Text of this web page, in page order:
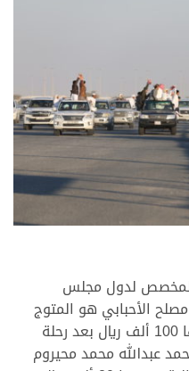
المخصص لدول مجلس
الأحبابي هو المتوج
بالناموس والجائزة المالية وقدرها 100 ألف ريال بعد رحلة
حل أحمد عبدالله محمد محيروم